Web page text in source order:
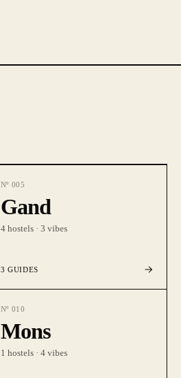
Nº 005
Gand
4hostels · 3 vibes
3 GUIDES
Nº 010
Mons
1 hostels · 4vibes